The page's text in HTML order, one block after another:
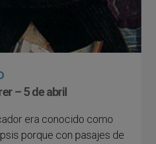
– 5 de abril
era conocido como
porque con pasajes de